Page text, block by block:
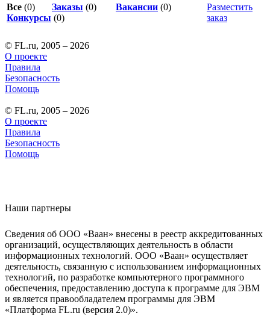
Все (0) Заказы (0) Вакансии (0)
Конкурсы (0)
Разместить
заказ
© FL.ru, 2005 – 2026
О проекте
Правила
Безопасность
Помощь
© FL.ru, 2005 – 2026
О проекте
Правила
Безопасность
Помощь
Наши партнеры
Сведения об ООО «Ваан» внесены в реестр аккредитованных
организаций, осуществляющих деятельность в области
информационных технологий. ООО «Ваан» осуществляет
деятельность, связанную с использованием информационных
технологий, по разработке компьютерного программного
обеспечения, предоставлению доступа к программе для ЭВМ
и является правообладателем программы для ЭВМ
«Платформа FL.ru (версия 2.0)».